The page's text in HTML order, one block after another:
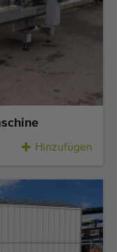
Hinzufügen